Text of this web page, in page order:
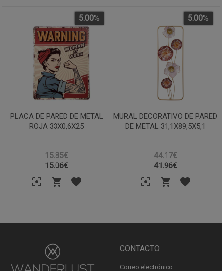
PLACA DE PARED DE METAL
ROJA 33X0,6X25
15.85€
5.00%
15.06€
MURAL DECORATIVO DE PARED
DE METAL 31,1X89,5X5,1
44.17€
5.00%
41.96€
CONTACTO
Correo electrónico: